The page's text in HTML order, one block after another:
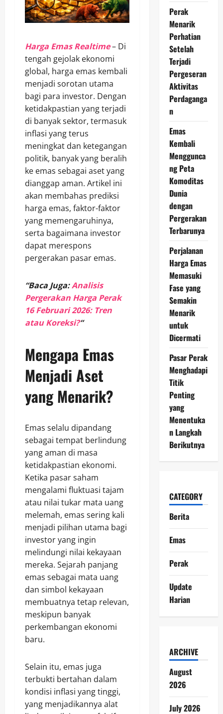
Harga Emas Realtime– Di
tengah gejolak ekonomi
global, harga emas kembali
menjadi sorotan utama
bagi para investor. Dengan
ketidakpastian yang terjadi
di banyak sektor, termasuk
inflasi yang terus
meningkat dan ketegangan
politik, banyak yang beralih
ke emas sebagai aset yang
dianggap aman. Artikel ini
akan membahas prediksi
harga emas, faktor-faktor
yang memengaruhinya,
serta bagaimana investor
dapat merespons
pergerakan pasar emas.
“Baca Juga:Analisis
Pergerakan Harga Perak
16 Februari 2026: Tren
atau Koreksi?“
Mengapa Emas
Menjadi Aset
yang Menarik?
Emas selalu dipandang
sebagai tempat berlindung
yang aman di masa
ketidakpastian ekonomi.
Ketika pasar saham
mengalami fluktuasi tajam
atau nilai tukar mata uang
melemah, emas sering kali
menjadi pilihan utama bagi
investor yang ingin
melindungi nilai kekayaan
mereka. Sejarah panjang
emas sebagai mata uang
dan simbol kekayaan
membuatnya tetap relevan,
meskipun banyak
perkembangan ekonomi
baru.
Selain itu, emas juga
terbukti bertahan dalam
kondisi inflasi yang tinggi,
yang menjadikannya alat
Perak
Menarik
Perhatian
Setelah
Terjadi
Pergeseran
Aktivitas
Perdaganga
n
Emas
Kembali
Menggunca
ng Peta
Komoditas
Dunia
dengan
Pergerakan
Terbarunya
Perjalanan
Harga Emas
Memasuki
Fase yang
Semakin
Menarik
untuk
Dicermati
Pasar Perak
Menghadapi
Titik
Penting
yang
Menentuka
n Langkah
Berikutnya
CATEGORY
Berita
Emas
Perak
Update
Harian
ARCHIVE
August
2026
July 2026